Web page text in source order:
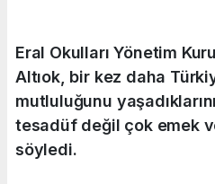
Eral Okulları Yönetim
Altıok, bir kez daha
mutluluğunu
tesadüf değil çok emek
söyledi.